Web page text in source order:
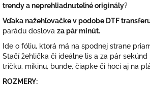
trendy a neprehliadnuteľné originály?
Vďaka nažehľovačke v podobe DTF
parádu doslova za pár minút.
Ide o fóliu, ktorá má na spodnej strane
Stačí žehlička či ideálne lis a za pár sekúnd
tričku, mikinu, bunde, čiapke či hoci aj na
ROZMERY: